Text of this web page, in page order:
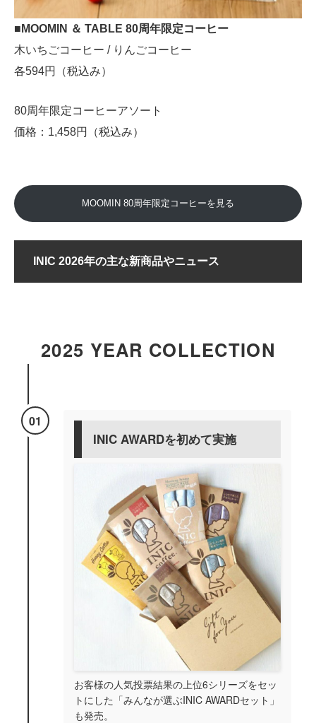
■MOOMIN ＆ TABLE 80周年限定コーヒー
木いちごコーヒー / りんごコーヒー
各594円（税込み）
80周年限定コーヒーアソート
価格：1,458円（税込み）
MOOMIN 80周年限定コーヒーを見る
INIC 2026年の主な新商品やニュース
2025 YEAR COLLECTION
01
INIC AWARDを初めて実施
お客様の人気投票結果の上位6シリーズをセッ
トにした「みんなが選ぶINIC AWARDセット」
も発売。